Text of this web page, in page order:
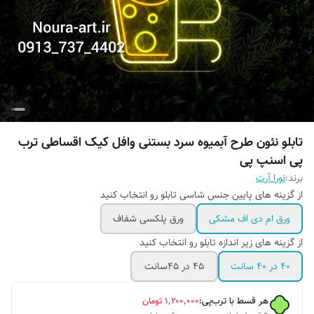
تابلو نئون طرح آبمیوه سرد بستنی وافل کیک اقساطی ترب
پی اسنپ پی
برند:نورا آرت
از گزینه های پایین جنس شاسی تابلو رو انتخاب کنید
ورق ام دی اف مشکی
ورق پلکسی شفاف
از گزینه های زیر اندازه تابلو رو انتخاب کنید
۴۰ در ۴۰ سانت
۴۵ در ۴۵سانت
هر قسط با ترب‌پی:۱٬۲۰۰٬۰۰۰تومان